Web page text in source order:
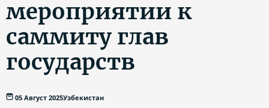
мероприятии к
саммиту глав
государств
05 Август 2025Узбекистан